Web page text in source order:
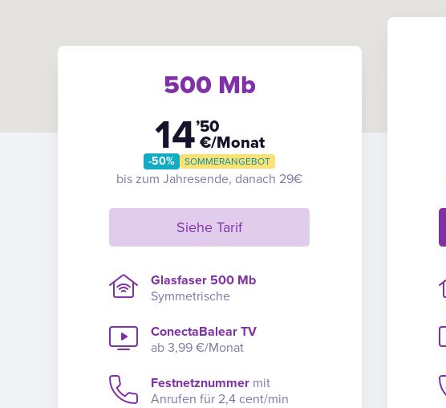
500 Mb
14’50
€/Monat
-50% SOMMERANGEBOT
bis zum Jahresende, danach 29€
Siehe Tarif
Glasfaser 500 Mb
Symmetrische
ConectaBalear TV
ab 3,99 €/Monat
Festnetznummer mit
Anrufen für 2,4 cent/min